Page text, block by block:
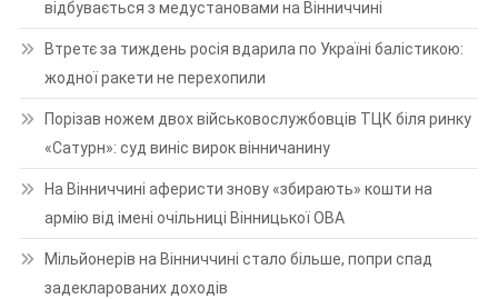
відбувається з медустановами на Вінниччині
Втретє за тиждень росія вдарила по Україні балістикою:
жодної ракети не перехопили
Порізав ножем двох військовослужбовців ТЦК біля ринку
«Сатурн»: суд виніс вирок вінничанину
На Вінниччині аферисти знову «збирають» кошти на
армію від імені очільниці Вінницької ОВА
Мільйонерів на Вінниччині стало більше, попри спад
задекларованих доходів